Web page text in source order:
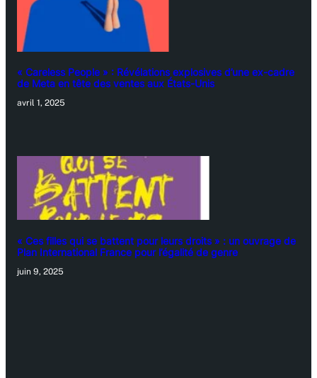
« Careless People » : Révélations explosives d’une ex-cadre
de Meta en tête des ventes aux États-Unis
avril 1, 2025
« Ces filles qui se battent pour leurs droits » : un ouvrage de
Plan International France pour l’égalité de genre
juin 9, 2025